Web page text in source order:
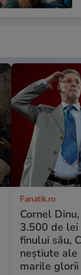
Fanatik.ro
Cornel
3.500 de lei
finului său,
neștiute
marile